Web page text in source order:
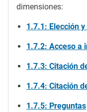
dimensiones:
1.7.1: Elección
1.7.2: Acceso a
1.7.3: Citación
1.7.4: Citación
1.7.5: Preguntas